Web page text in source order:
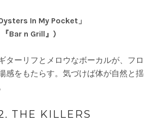
In My Pocket」
Bar n Grill』)
ターリフとメロウなボーカルが、フロ
感をもたらす。気づけば体が自然と揺
THE KILLERS